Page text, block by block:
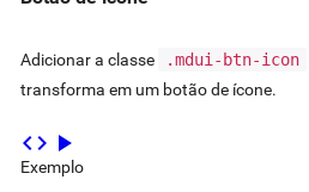
Adicionar a classe .mdui-btn-icon
transforma em um botão de ícone.
code play_arrow
Exemplo